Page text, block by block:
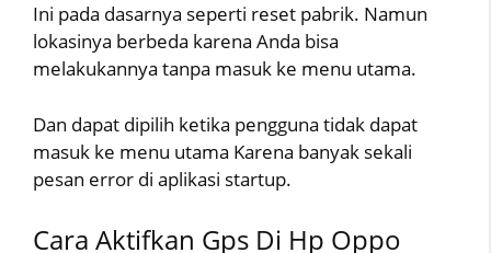
Ini pada dasarnya seperti reset pabrik. Namun
lokasinya berbeda karena Anda bisa
melakukannya tanpa masuk ke menu utama.
Dan dapat dipilih ketika pengguna tidak dapat
masuk ke menu utama Karena banyak sekali
pesan error di aplikasi startup.
Cara Aktifkan Gps Di Hp Oppo